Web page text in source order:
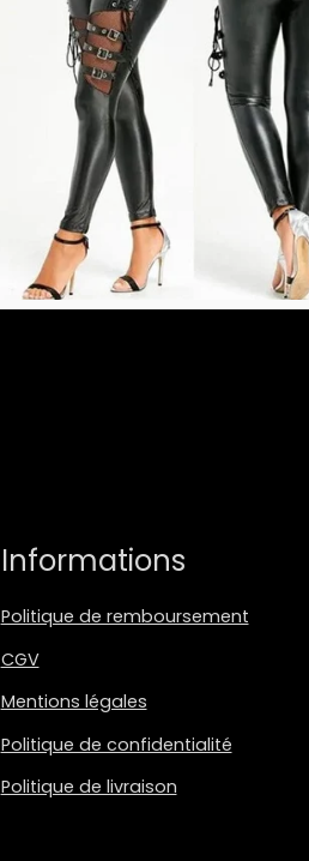
Informations
Politique de remboursement
CGV
Mentions légales
Politique de confidentialité
Politique de livraison